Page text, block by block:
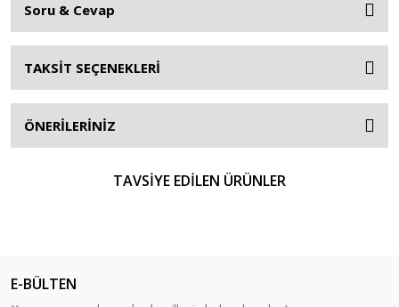
Soru & Cevap
TAKSİT SEÇENEKLERİ
ÖNERİLERİNİZ
TAVSİYE EDİLEN ÜRÜNLER
E-BÜLTEN